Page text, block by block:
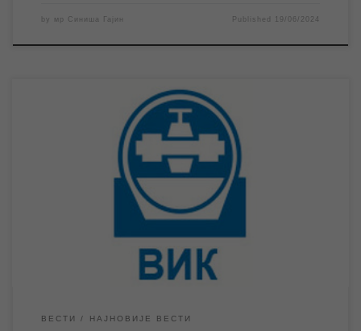
by мр Синиша Гајин Published 19/06/2024
У најави је талас врућина са температурама које ће ићи и
изнад 38 степени Целзијуса. Протеклих дана бележе се
максимуми потрошње воде, али је и поред тога систем
водоснабдевања у Зрењанину и насељеним местима
стабилан, а да би се такво стање одржало неопходно је да се
у наредним данима вода […]
ВЕСТИ НАЈНОВИЈЕ ВЕСТИ